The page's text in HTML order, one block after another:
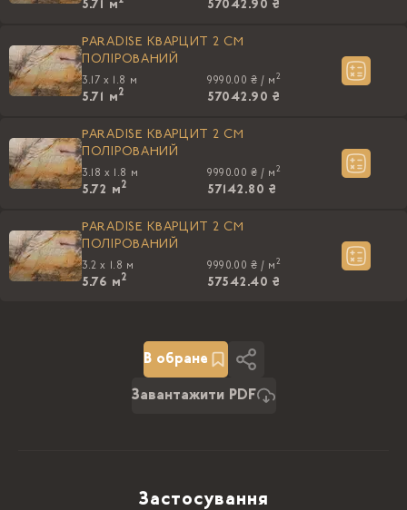
5.71 м 57042.90 ₴
PARADISE КВАРЦИТ 2 CM
ПОЛIРОВАНИЙ
3.17 x 1.8 м
5.71 м2
9990.00 ₴ / м 2
57042.90 ₴
PARADISE КВАРЦИТ 2 CM
ПОЛIРОВАНИЙ
3.18 x 1.8 м
5.72 м2
9990.00 ₴ / м 2
57142.80 ₴
PARADISE КВАРЦИТ 2 CM
ПОЛIРОВАНИЙ
3.2 x 1.8 м
5.76 м2
9990.00 ₴ / м 2
57542.40 ₴
В обране
Завантажити PDF
Застосування